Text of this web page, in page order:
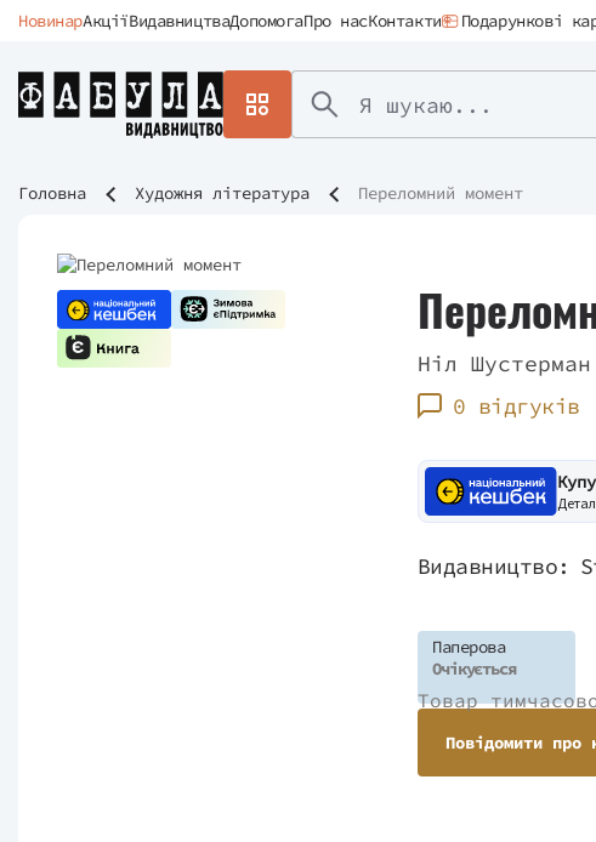
НовинарАкціїВидавництваДопомогаПро насКонтакти Подарункові
Головна Художня література Переломний момент
Ніл Шустерман
0 відгуків
Видавництво:
Паперова
Очікується
Товар
Повідомити про